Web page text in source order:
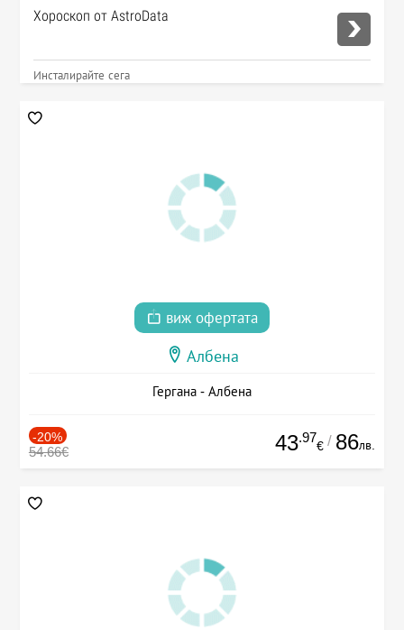
Хороскоп от AstroData
Инсталирайте сега
виж офертата
Албена
Гергана - Албена
-20%
54.66€ 43.97
€ / 86лв.